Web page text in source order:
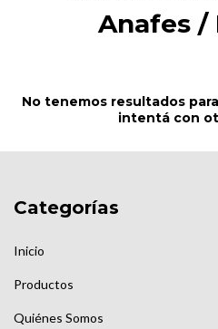
Anafes /
No tenemos resultados
intentá con
Categorías
Inicio
Productos
Quiénes Somos